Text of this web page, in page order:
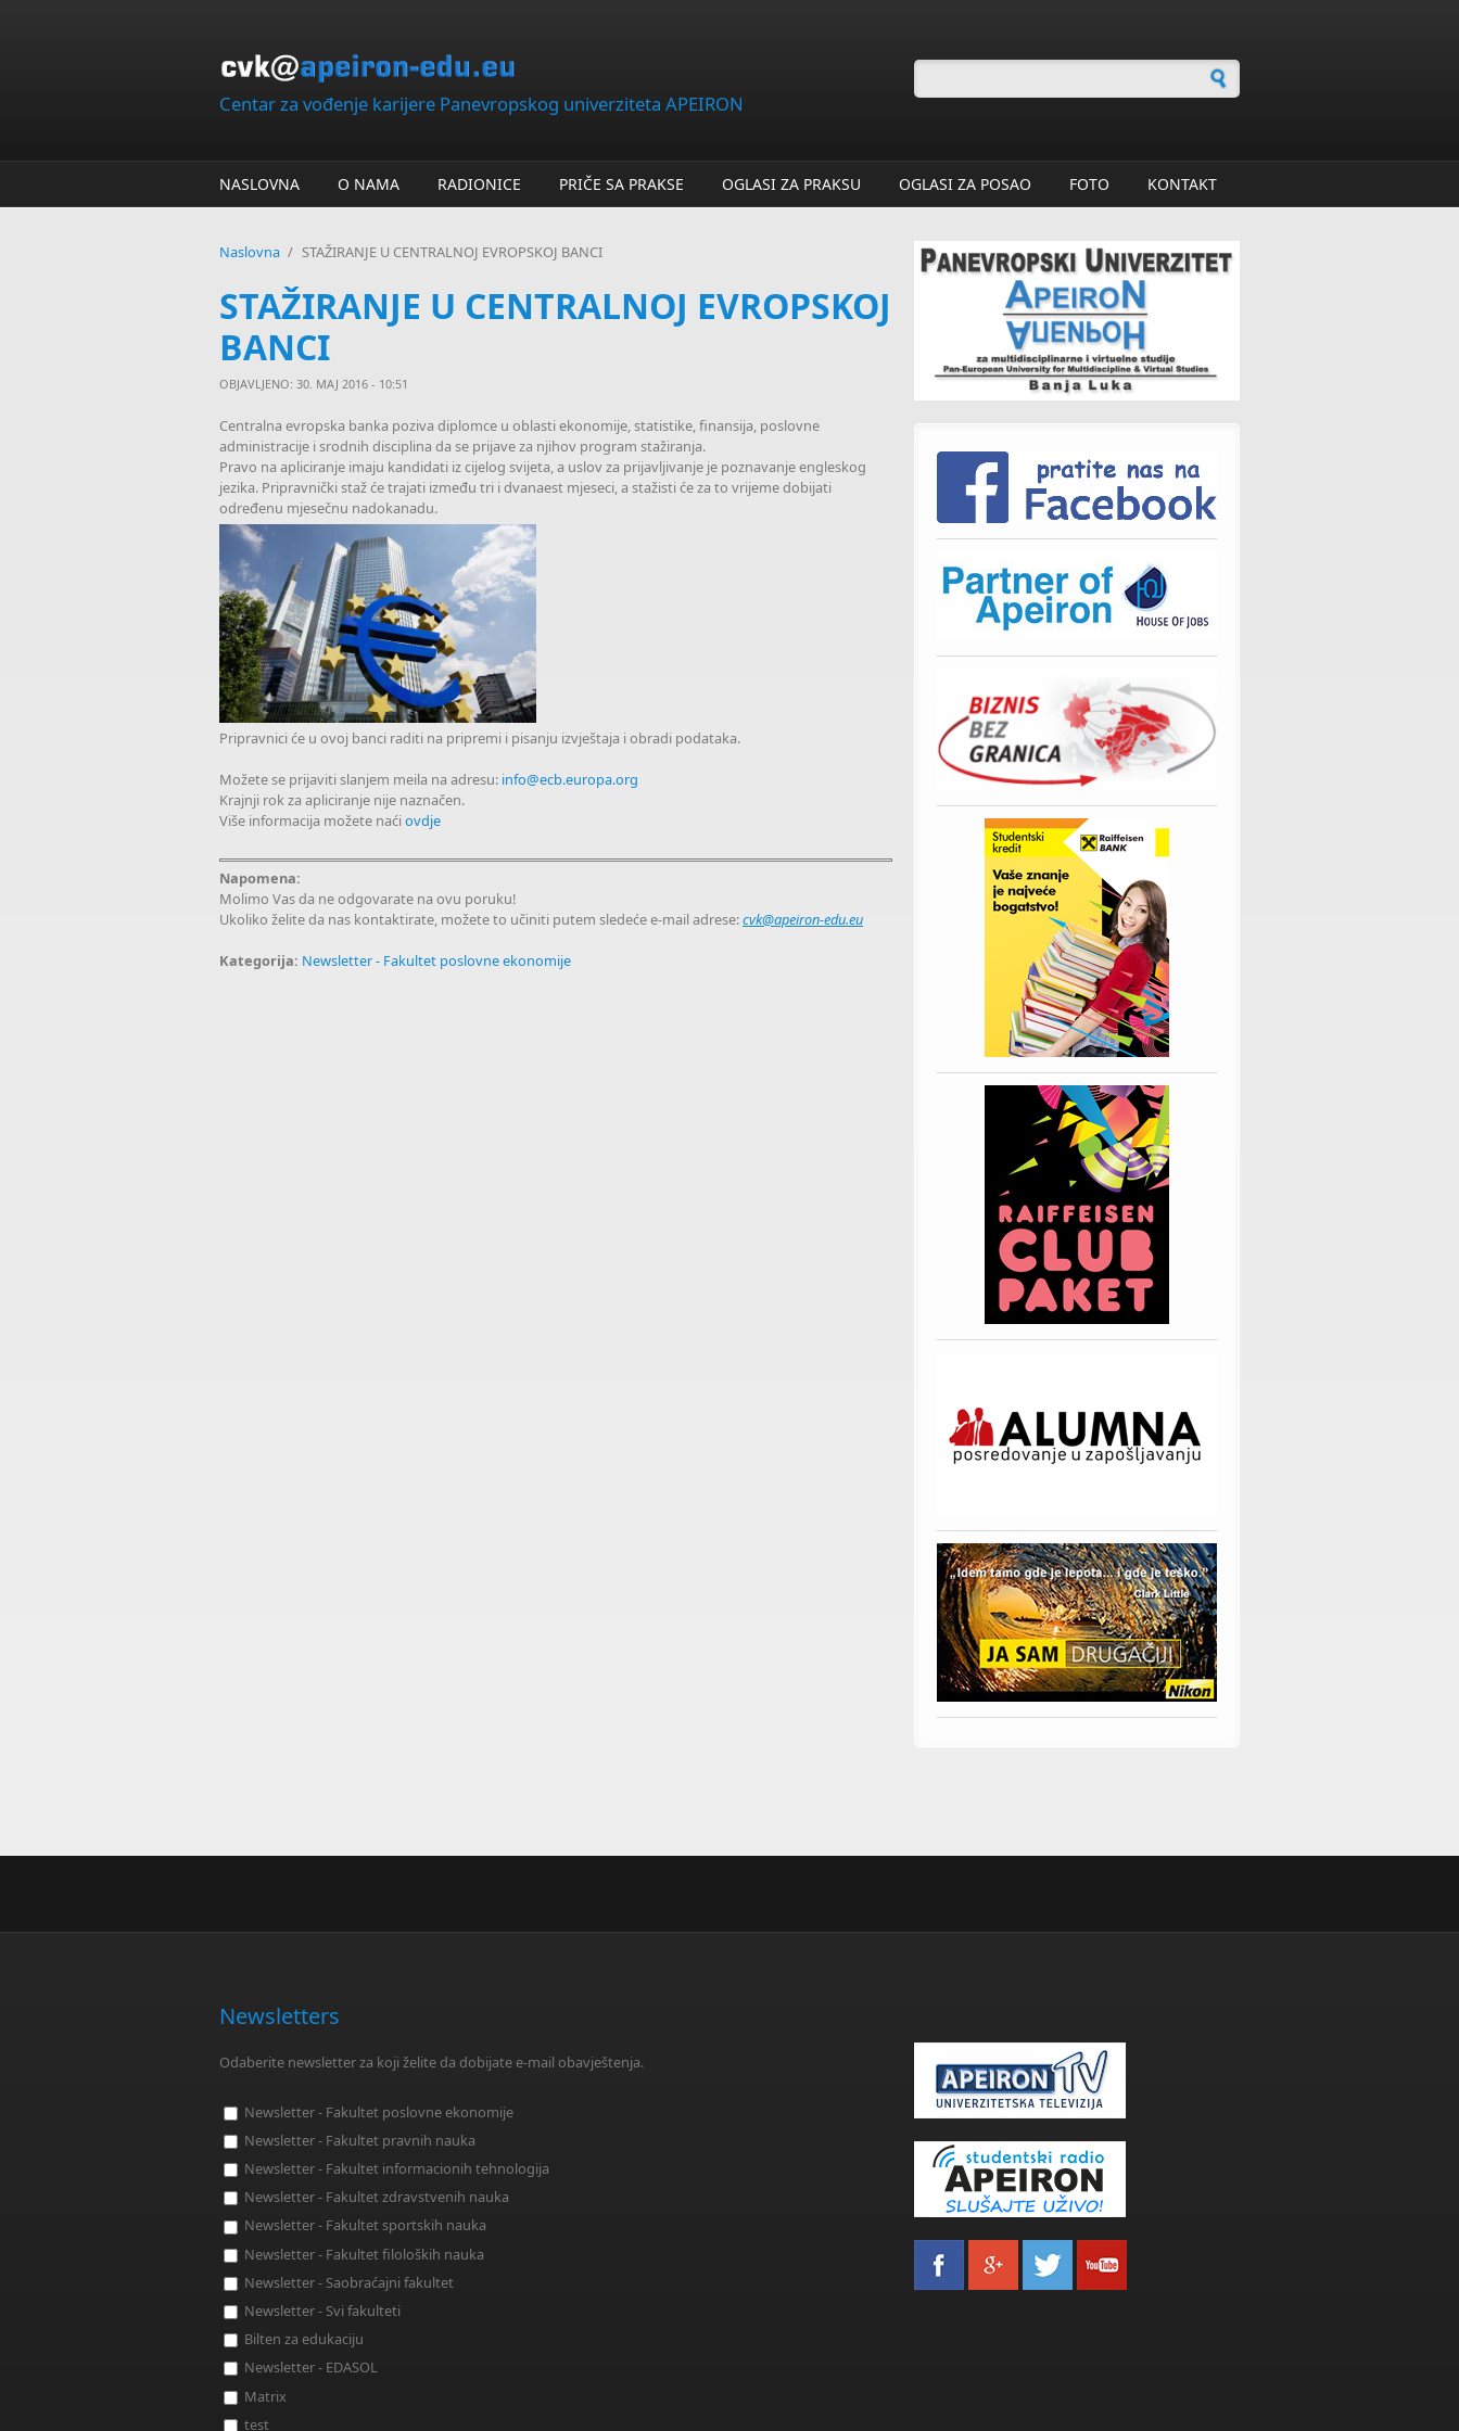
Centar za vođenje karijere Panevropskog univerziteta APEIRON Forma za pretragu
NASLOVNA O NAMA RADIONICE PRIČE SA PRAKSE OGLASI ZA PRAKSU OGLASI ZA POSAO FOTO KONTAKT
Naslovna / STAŽIRANJE U CENTRALNOJ EVROPSKOJ BANCI
STAŽIRANJE U CENTRALNOJ EVROPSKOJ
BANCI
OBJAVLJENO: 30. MAJ 2016 - 10:51
Centralna evropska banka poziva diplomce u oblasti ekonomije, statistike, finansija, poslovne
administracije i srodnih disciplina da se prijave za njihov program stažiranja.
Pravo na apliciranje imaju kandidati iz cijelog svijeta, a uslov za prijavljivanje je poznavanje engleskog
jezika. Pripravnički staž će trajati između tri i dvanaest mjeseci, a stažisti će za to vrijeme dobijati
određenu mjesečnu nadokanadu.
Pripravnici će u ovoj banci raditi na pripremi i pisanju izvještaja i obradi podataka.
Možete se prijaviti slanjem meila na adresu: info@ecb.europa.org
Krajnji rok za apliciranje nije naznačen.
Više informacija možete naćiovdje
Napomena:
Molimo Vas da ne odgovarate na ovu poruku!
Ukoliko želite da nas kontaktirate, možete to učiniti putem sledeće e-mail adrese:cvk@apeiron-edu.eu
Kategorija: Newsletter - Fakultet poslovne ekonomije
Newsletters
Odaberite newsletter za koji želite da dobijate e-mail obavještenja.
Newsletter - Fakultet poslovne ekonomije
Newsletter - Fakultet pravnih nauka
Newsletter - Fakultet informacionih tehnologija
Newsletter - Fakultet zdravstvenih nauka
Newsletter - Fakultet sportskih nauka
Newsletter - Fakultet filoloških nauka
Newsletter - Saobraćajni fakultet
Newsletter - Svi fakulteti
Bilten za edukaciju
Newsletter - EDASOL
Matrix
test